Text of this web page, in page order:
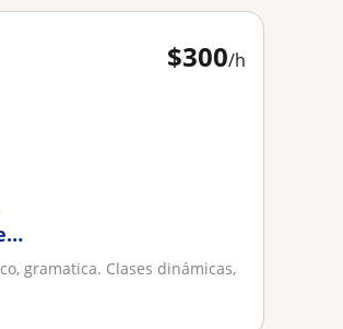
$300/h
gramatica. Clases dinámicas,